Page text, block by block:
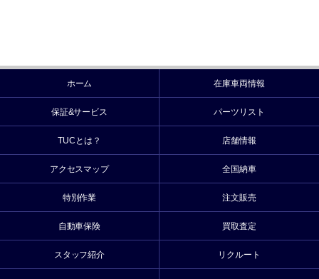
ホーム 在庫車両情報
保証&サービス パーツリスト
TUCとは？ 店舗情報
アクセスマップ 全国納車
特別作業 注文販売
自動車保険 買取査定
スタッフ紹介 リクルート